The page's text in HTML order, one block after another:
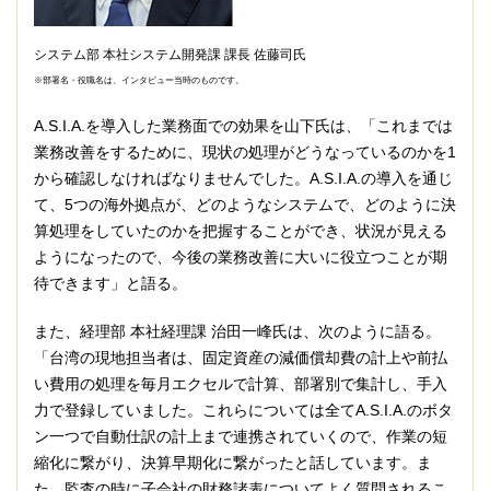
システム部 本社システム開発課 課長 佐藤司氏
※部署名・役職名は、インタビュー当時のものです。
A.S.I.A.を導入した業務面での効果を山下氏は、「これまでは
業務改善をするために、現状の処理がどうなっているのかを1
から確認しなければなりませんでした。A.S.I.A.の導入を通じ
て、5つの海外拠点が、どのようなシステムで、どのように決
算処理をしていたのかを把握することができ、状況が見える
ようになったので、今後の業務改善に大いに役立つことが期
待できます」と語る。
また、経理部 本社経理課 治田一峰氏は、次のように語る。
「台湾の現地担当者は、固定資産の減価償却費の計上や前払
い費用の処理を毎月エクセルで計算、部署別で集計し、手入
力で登録していました。これらについては全てA.S.I.A.のボタ
ン一つで自動仕訳の計上まで連携されていくので、作業の短
縮化に繋がり、決算早期化に繋がったと話しています。ま